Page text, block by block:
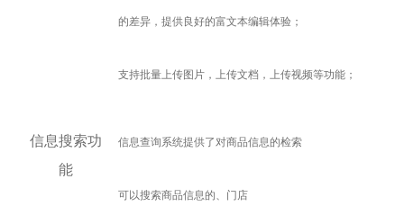
的差异，提供良好的富文本编辑体验；
支持批量上传图片，上传文档，上传视频等功能；
信息搜索功
能
信息查询系统提供了对商品信息的检索
可以搜索商品信息的、门店